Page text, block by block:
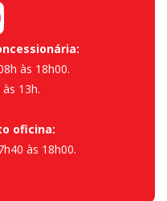
às 18h00.
13h.
oficina:
às 18h00.